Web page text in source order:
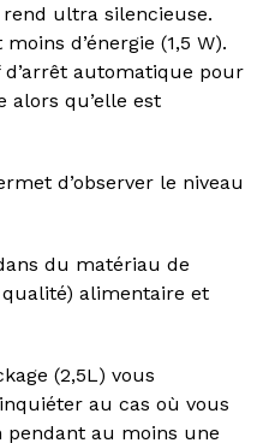
ultra silencieuse.
d’énergie (1,5 W).
d’arrêt automatique pour
alors qu’elle est
d’observer le niveau
du matériau de
alimentaire et
(2,5L) vous
au cas où vous
pendant au moins une